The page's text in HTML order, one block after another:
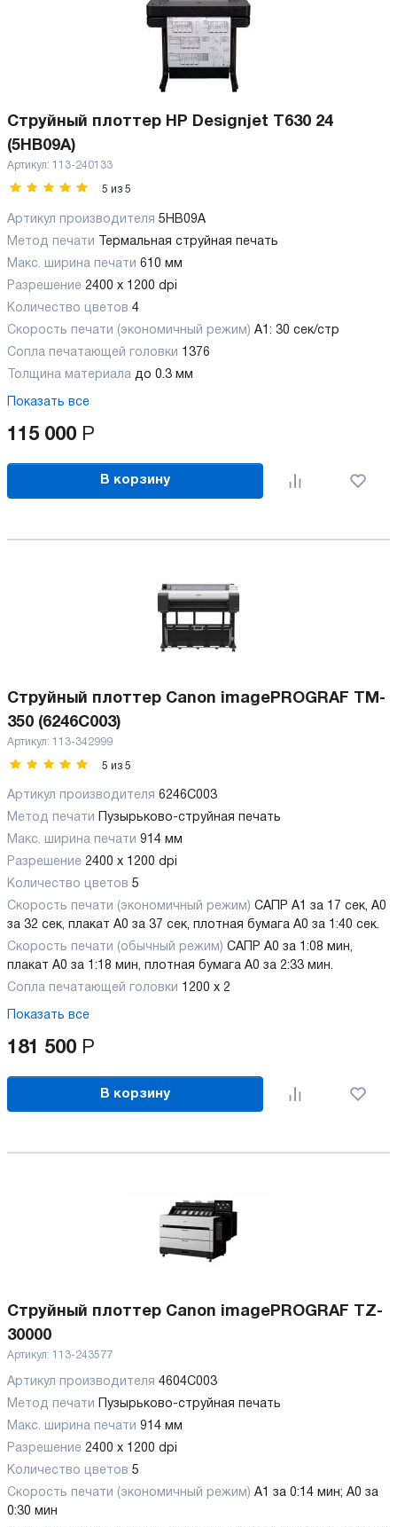
Струйный плоттер HP Designjet T630 24
(5HB09A)
Артикул: 113-240133
5 из 5
Артикул производителя 5HB09A
Метод печати
Термальная струйная печать
Макс. ширина печати 610 мм
Разрешение 2400 x 1200 dpi
Количество цветов 4
Скорость печати (экономичный режим) A1: 30 сек/стр
Сопла печатающей головки 1376
Толщина материала до 0.3 мм
Показать все
115 000 Р
В корзину
Струйный плоттер Canon imagePROGRAF TM-
350 (6246C003)
Артикул: 113-342999
5 из 5
Артикул производителя 6246C003
Метод печати
Пузырьково-струйная печать
Макс. ширина печати 914 мм
Разрешение 2400 x 1200 dpi
Количество цветов 5
Скорость печати (экономичный режим) САПР А1 за 17 сек, А0
за 32 сек, плакат А0 за 37 сек, плотная бумага А0 за 1:40 сек.
Скорость печати (обычный режим) САПР А0 за 1:08 мин,
плакат А0 за 1:18 мин, плотная бумага А0 за 2:33 мин.
Сопла печатающей головки
1200 x 2
Показать все
181 500 Р
В корзину
Струйный плоттер Canon imagePROGRAF TZ-
30000
Артикул: 113-243577
Артикул производителя 4604C003
Метод печати
Пузырьково-струйная печать
Макс. ширина печати 914 мм
Разрешение 2400 x 1200 dpi
Количество цветов 5
Скорость печати (экономичный режим) A1 за 0:14 мин; A0 за
0:30 мин